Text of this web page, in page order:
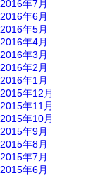
2016年7月
2016年6月
2016年5月
2016年4月
2016年3月
2016年2月
2016年1月
2015年12月
2015年11月
2015年10月
2015年9月
2015年8月
2015年7月
2015年6月